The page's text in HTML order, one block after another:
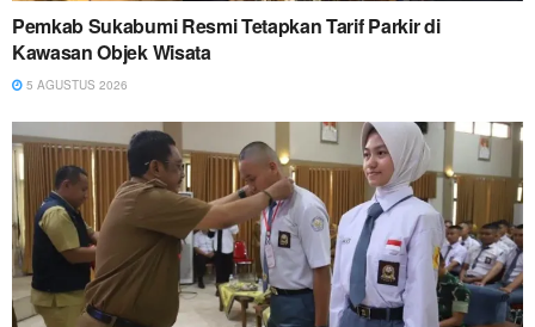
Pemkab Sukabumi Resmi Tetapkan Tarif Parkir di
Kawasan Objek Wisata
5 AGUSTUS 2026